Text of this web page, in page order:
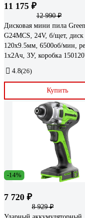
11 175 ₽
12 990 ₽
Дисковая мини пила
G24MCS, 24V, б/щет, диск
120x9.5мм, 6500об/мин,
1x2Ач, ЗУ, коробка
4.8(26)
Купить
-14%
7 720 ₽
8 929 ₽